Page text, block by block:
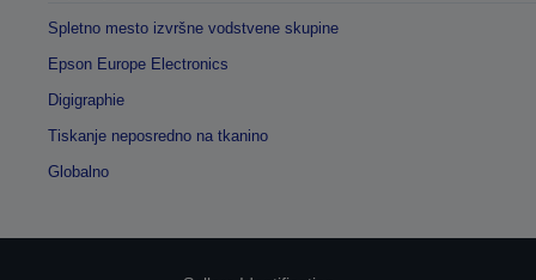
Spletno mesto izvršne vodstvene skupine
Epson Europe Electronics
Digigraphie
Tiskanje neposredno na tkanino
Globalno